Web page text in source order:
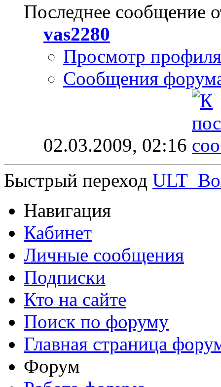
Последнее сообщение
vas2280
Просмотр профиля
Сообщения
02.03.2009, 02:16
Быстрый переход
Навигация
Кабинет
Личные сообщения
Подписки
Кто на сайте
Поиск по форуму
Главная страница
Форум